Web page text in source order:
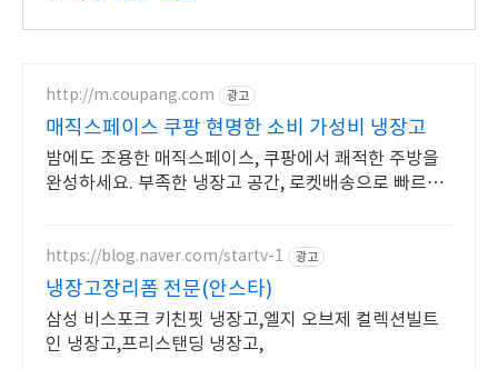
http://m.coupang.com 광고
매직스페이스 쿠팡 현명한 소비 가성비 냉장고
밤에도 조용한 매직스페이스, 쿠팡에서 쾌적한 주방을
완성하세요. 부족한 냉장고 공간, 로켓배송으로 빠르게
https://blog.naver.com/startv-1 광고
냉장고장리폼 전문(안스타)
삼성 비스포크 키친핏 냉장고,엘지 오브제 컬렉션빌트
인 냉장고,프리스탠딩 냉장고,